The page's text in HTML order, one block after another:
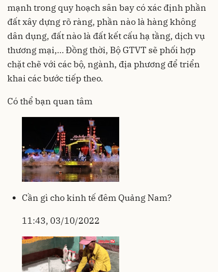
mạnh trong quy hoạch sân bay có xác định phần
đất xây dựng rõ ràng, phần nào là hàng không
dân dụng, đất nào là đất kết cấu hạ tầng, dịch vụ
thương mại,… Đồng thời, Bộ GTVT sẽ phối hợp
chặt chẽ với các bộ, ngành, địa phương để triển
khai các bước tiếp theo.
Có thể bạn quan tâm
Cần gì cho kinh tế đêm Quảng Nam?
11:43, 03/10/2022